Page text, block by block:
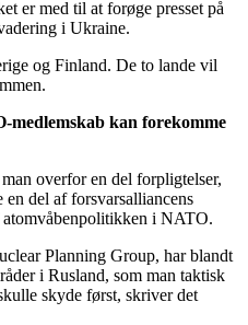
er med til at forøge presset på
i Ukraine.
og Finland. De to lande vil
medlemskab kan forekomme
overfor en del forpligtelser,
del af forsvarsalliancens
i NATO.
Planning Group, har blandt
i Rusland, som man taktisk
skyde først, skriver det